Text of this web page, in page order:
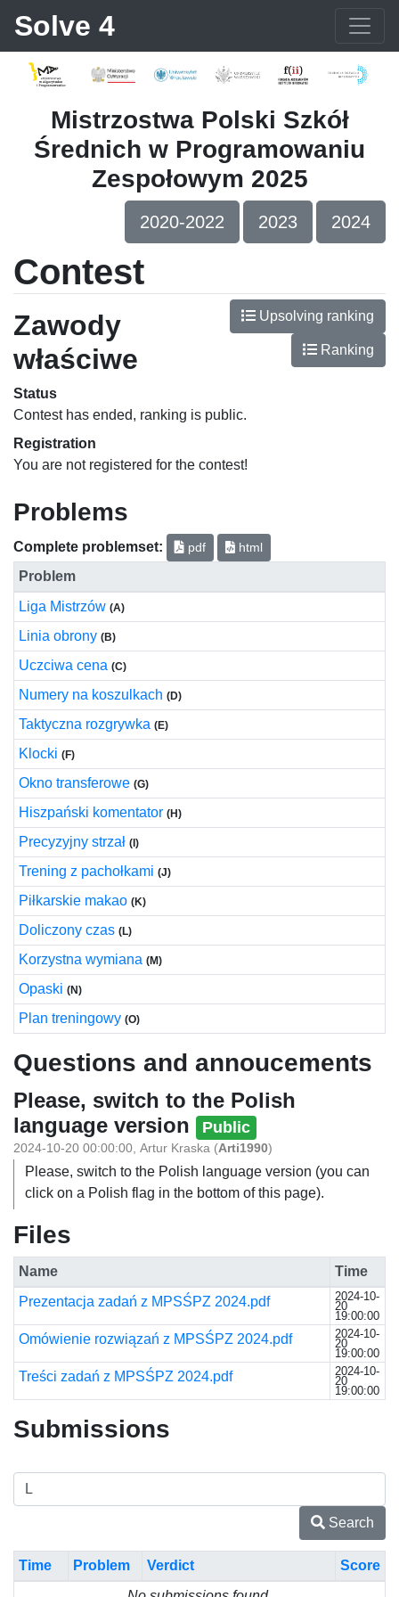
Solve 4
Mistrzostwa Polski Szkół
Średnich w Programowaniu
Zespołowym 2025
2020-2022 2023 2024
Contest
Zawody
właściwe
Upsolving ranking
Ranking
Status
Contest has ended, ranking is public.
Registration
You are not registered for the contest!
Problems
Complete problemset: pdf html
Problem
Liga Mistrzów (A)
Linia obrony (B)
Uczciwa cena (C)
Numery na koszulkach (D)
Taktyczna rozgrywka (E)
Klocki (F)
Okno transferowe (G)
Hiszpański komentator (H)
Precyzyjny strzał (I)
Trening z pachołkami (J)
Piłkarskie makao (K)
Doliczony czas (L)
Korzystna wymiana (M)
Opaski (N)
Plan treningowy (O)
Questions and annoucements
Please, switch to the Polish
language version
Public
2024-10-20 00:00:00 Artur Kraska (Arti1990)
Please, switch to the Polish language version (you can
click on a Polish flag in the bottom of this page).
Files
Name
Time
Prezentacja zadań z MPSŚPZ 2024.pdf
2024-10-
20
19:00:00
Omówienie rozwiązań z MPSŚPZ 2024.pdf 2024-10-
20
19:00:00
Treści zadań z MPSŚPZ 2024.pdf 2024-10-
20
19:00:00
Submissions
Search
Time Problem Verdict
Score